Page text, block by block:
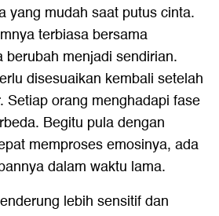
yang mudah saat putus cinta.
terbiasa bersama
menjadi sendirian.
disesuaikan kembali setelah
Setiap orang menghadapi fase
Begitu pula dengan
memproses emosinya, ada
dalam waktu lama.
lebih sensitif dan